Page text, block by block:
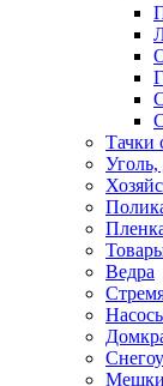
Тачки
Уголь,
Ведра
Мешки